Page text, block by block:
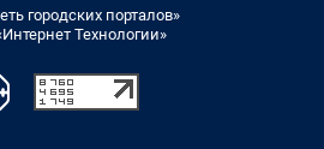
городских порталов»
Технологии»